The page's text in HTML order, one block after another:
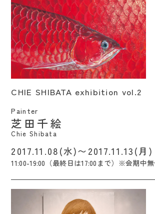
Shibata
CHIE SHIBATA exhibition vol.2
Painter
芝田千絵
Chie Shibata
2017.11.08(水)〜2017.11.13(月)
11:00-19:00（最終日は17:00まで）※会期中